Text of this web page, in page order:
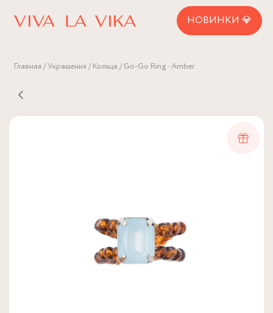
НОВИНКИ 💎
Главная Украшения Кольца Go-Go Ring - Amber